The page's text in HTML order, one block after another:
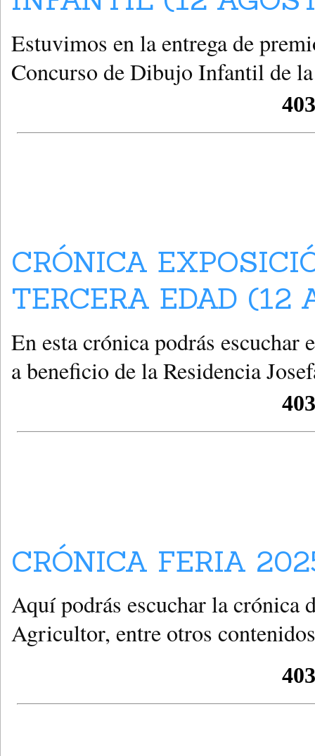
Estuvimos en la entrega de
Concurso de Dibujo Infantil de
CRÓNICA
TERCERA EDAD (12
En esta crónica podrás escuchar
a beneficio de la Residencia
CRÓNICA FERIA
Aquí podrás escuchar la crónica
Agricultor, entre otros